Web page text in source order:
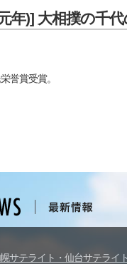
年)] 大相撲の千
誉賞受賞。
サテライト・仙台サテライ